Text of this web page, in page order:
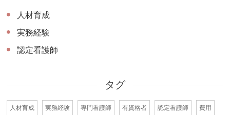
人材育成
実務経験
認定看護師
タグ
人材育成 実務経験 専門看護師 有資格者 認定看護師 費用